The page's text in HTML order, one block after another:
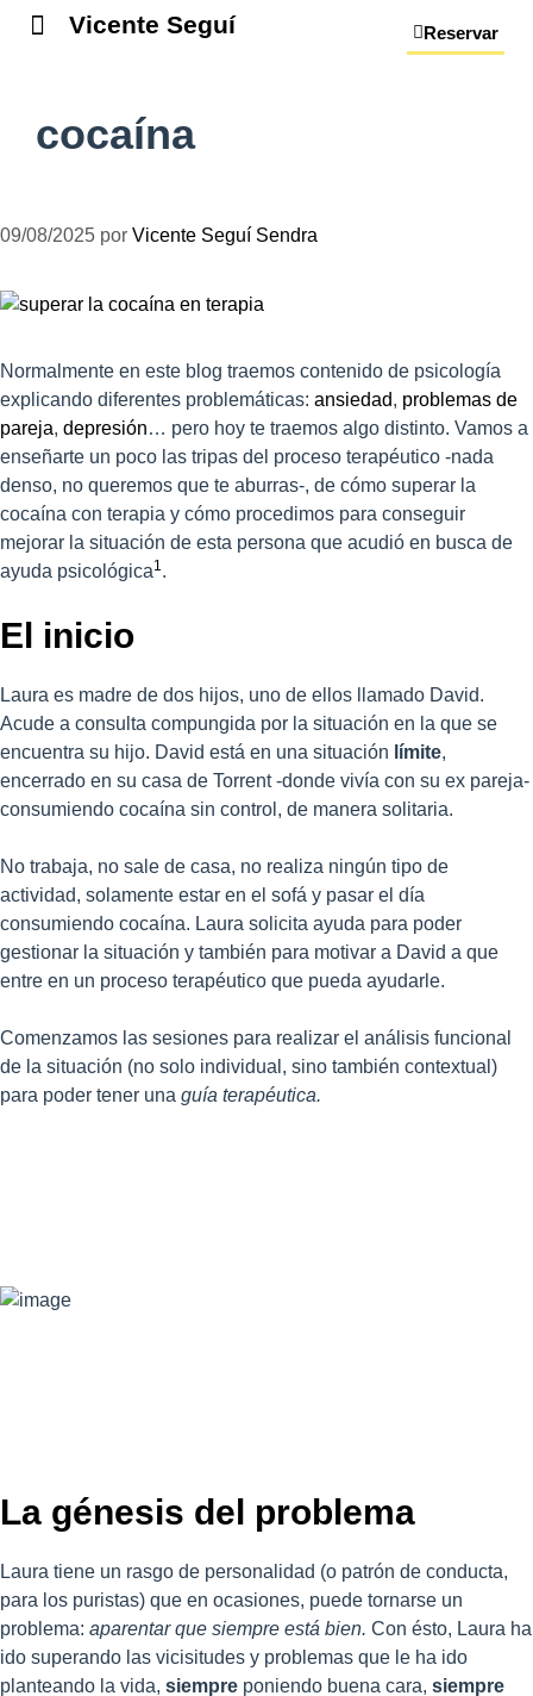
Vicente Seguí Reservar
cocaína
09/08/2025 por Vicente Seguí Sendra
Normalmente en este blog traemos contenido de psicología
explicando diferentes problemáticas: ansiedad, problemas de
pareja, depresión… pero hoy te traemos algo distinto. Vamos a
enseñarte un poco las tripas del proceso terapéutico -nada
denso, no queremos que te aburras-, de cómo superar la
cocaína con terapia y cómo procedimos para conseguir
mejorar la situación de esta persona que acudió en busca de
ayuda psicológica1 .
El inicio
Laura es madre de dos hijos, uno de ellos llamado David.
Acude a consulta compungida por la situación en la que se
encuentra su hijo. David está en una situación límite,
encerrado en su casa de Torrent -donde vivía con su ex pareja-
consumiendo cocaína sin control, de manera solitaria.
No trabaja, no sale de casa, no realiza ningún tipo de
actividad, solamente estar en el sofá y pasar el día
consumiendo cocaína. Laura solicita ayuda para poder
gestionar la situación y también para motivar a David a que
entre en un proceso terapéutico que pueda ayudarle.
Comenzamos las sesiones para realizar el análisis funcional
de la situación (no solo individual, sino también contextual)
para poder tener una guía terapéutica.
La génesis del problema
Laura tiene un rasgo de personalidad (o patrón de conducta,
para los puristas) que en ocasiones, puede tornarse un
problema: aparentar que siempre está bien. Con ésto, Laura ha
ido superando las vicisitudes y problemas que le ha ido
planteando la vida, siempre poniendo buena cara, siempre